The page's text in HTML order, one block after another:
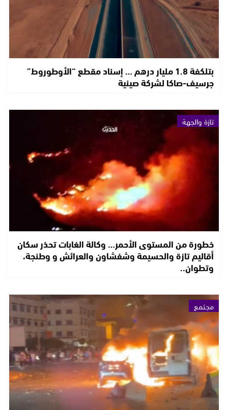
بتلكفة 1.8 مليار درهم … إسناد مقطع “الأوطوروط”
جرسيف-صاكا لشركة صينية
تازة والجهة
خطورة من المستوى الأحمر… وكالة الغابات تحذر سكان
أقاليم تازة والحسيمة وشفشاون والعرائش و وطنجة،
وتطوان..
مجتمع